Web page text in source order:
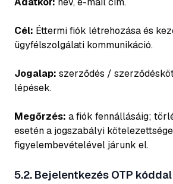
Cél: Éttermi fiók létrehozása és
ügyfélszolgálati kommunikáció.
Jogalap: szerződés /
lépések.
Megőrzés: a fiók fennállásáig;
esetén a jogszabályi
figyelembevételével járunk el.
5.2. Bejelentkezés OTP